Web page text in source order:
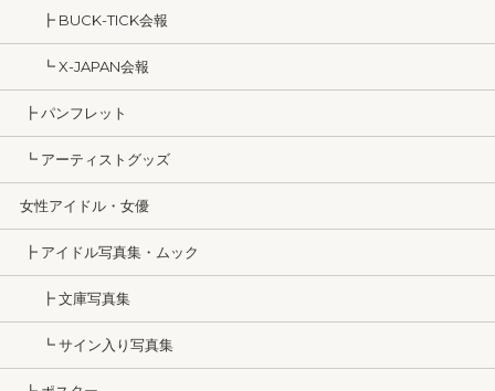
┣ BUCK-TICK会報
┗ X-JAPAN会報
┣ パンフレット
┗ アーティストグッズ
女性アイドル・女優
┣ アイドル写真集・ムック
┣ 文庫写真集
┗ サイン入り写真集